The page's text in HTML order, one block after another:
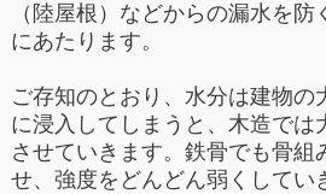
（陸屋根）などからの漏水を
にあたります。
ご存知のとおり、水分は建物の
に浸入してしまうと、木造では
させていきます。鉄骨でも骨組
せ、強度をどんどん弱くしてい